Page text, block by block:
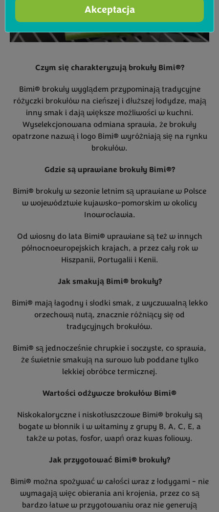
Czym się charakteryzują brokuły Bimi®?
Bimi® brokuły wyglądem przypominają tradycyjne
różyczki brokułów na cieńszej i dłuższej łodydze, mają
inny smak i dają większe możliwości w kuchni.
Wyselekcjonowana odmiana sprawia, że brokuły
opatrzone nazwą i logo Bimi® wyróżniają się na rynku
brokułów.
Gdzie są uprawiane brokuły Bimi®?
Bimi® brokuły w sezonie letnim są uprawiane w Polsce
w województwie kujawsko-pomorskim w okolicy
Inowrocławia.
Od wiosny do lata Bimi® uprawiane są też w innych
północnoeuropejskich krajach, a przez cały rok w
Hiszpanii, Portugalii i Kenii.
Jak smakują Bimi® brokuły?
Bimi® mają łagodny i słodki smak, z wyczuwalną lekko
orzechową nutą, znacznie różniący się od
tradycyjnych brokułów.
Bimi® są jednocześnie chrupkie i soczyste, co sprawia,
że świetnie smakują na surowo lub poddane tylko
lekkiej obróbce termicznej.
Wartości odżywcze brokułów Bimi®
Niskokaloryczne i niskotłuszczowe Bimi® brokuły są
bogate w błonnik i w witaminy z grupy B, A, C, E, a
także w potas, fosfor, wapń oraz kwas foliowy.
Jak przygotować Bimi® brokuły?
Bimi® można spożywać w całości wraz z łodygami - nie
wymagają więc obierania ani krojenia, przez co są
bardzo łatwe w przygotowaniu oraz nie generują
Akceptacja